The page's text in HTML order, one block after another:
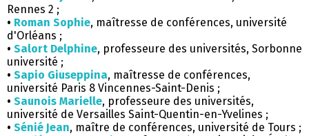
Rennes 2 ;
• Roman Sophie, maîtresse de conférences, université
d'Orléans ;
• Salort Delphine, professeure des universités, Sorbonne
université ;
• Sapio Giuseppina, maîtresse de conférences,
université Paris 8 Vincennes-Saint-Denis ;
• Saunois Marielle, professeure des universités,
université de Versailles Saint-Quentin-en-Yvelines ;
• Sénié Jean, maître de conférences, université de Tours ;